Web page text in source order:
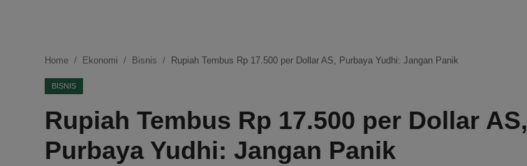
Ekonomi
Internasional
Teknologi
Home Ekonomi Bisnis Rupiah Tembus Rp 17.500 per Dollar AS, Purbaya Yudhi: Jangan Panik
BISNIS
Rupiah Tembus Rp 17.500 per Dollar AS,
Purbaya Yudhi: Jangan Panik